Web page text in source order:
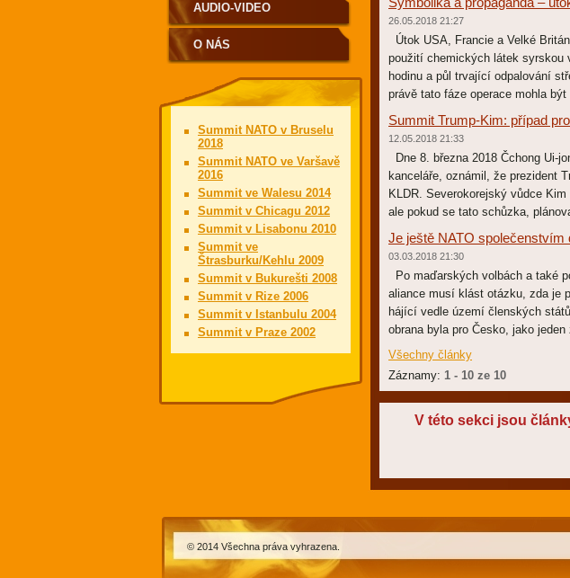
26.05.2018 21:27
Útok USA, Francie a Velké
použití chemických látek syrskou
hodinu a půl trvající odpalování
právě tato fáze operace mohla
Summit Trump-Kim: případ
12.05.2018 21:33
Dne 8. března 2018 Čchong Ui-
kanceláře, oznámil, že prezident
KLDR. Severokorejský vůdce
ale pokud se tato schůzka,
Je ještě NATO
03.03.2018 21:30
Po maďarských volbách a také
aliance musí klást otázku, zda je
hájící vedle území členských
obrana byla pro Česko, jako
Všechny články
Záznamy: 1 - 10 ze 10
V této sekci jsou
AUDIO-VIDEO
O NÁS
Summit NATO v Bruselu
2018
Summit NATO ve Varšavě
2016
Summit ve Walesu 2014
Summit v Chicagu 2012
Summit v Lisabonu 2010
Summit ve
Štrasburku/Kehlu 2009
Summit v Bukurešti 2008
Summit v Rize 2006
Summit v Istanbulu 2004
Summit v Praze 2002
© 2014 Všechna práva vyhrazena.